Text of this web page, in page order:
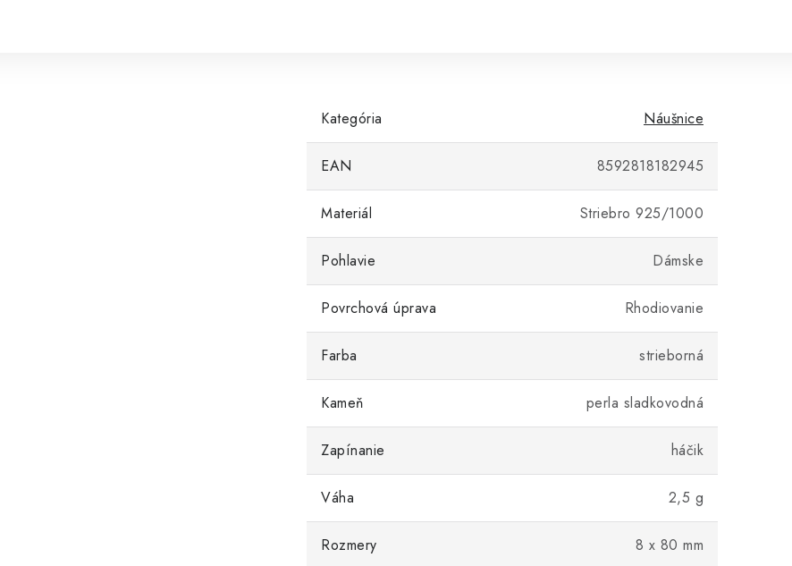
Kategória Náušnice
EAN 8592818182945
Materiál Striebro 925/1000
Pohlavie Dámske
Povrchová úprava Rhodiovanie
Farba strieborná
Kameň perla sladkovodná
Zapínanie háčik
Váha 2,5 g
Rozmery 8 x 80 mm